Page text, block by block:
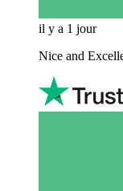
il y a 1 jour
Nice and